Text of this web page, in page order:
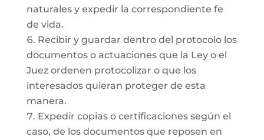
naturales y expedir la correspondiente fe
de vida.
Recibir y guardar dentro del protocolo los
documentos o actuaciones que la Ley o el
Juez ordenen protocolizar o que los
interesados quieran proteger de esta
manera.
Expedir copias o certificaciones según el
caso, de los documentos que reposen en